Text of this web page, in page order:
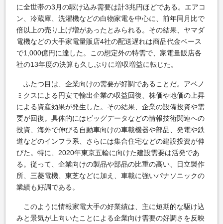
に全世帯の3月の駆け込み需要は計3兆円ほどである。エアコ
ン、冷蔵庫、洗濯機などの白物家電を中心に、前年同月比で
倍以上の売り上げ増があったとみられる。その結果、ヤマダ
電機などの大手家電量販店4社の配送遅れは商品代金ベース
で1,000億円に達した。この想定外の特需で、家電量販店各
社の13年度の決算も久しぶりに増収増益に転じた。
ふたつ目は、企業向けの需要が好調であることだ。アベノ
ミクスによる円安で輸出企業の収益回復、株価や地価の上昇
による資産効果が発生した。その結果、企業の設備投資や需
要が回復。具体的にはビッグデータなどの情報技術関連への
投資、海外で伸びる自動車向けの車載機器や部品、発電や鉄
道などのインフラ系、さらには集合住宅などの建設投資が伸
びた。特に、2020年東京五輪に向けた建設需要は活発であ
る。従って、企業向けの製品や部品の比重の高い、日立製作
所、三菱電機、東芝などに加え、車載に強いパナソニックの
業績も好調である。
このように情報家電大手の好業績は、主に短期的な駆け込
みと景気が上向いたことによる企業向け需要の好調さを反映